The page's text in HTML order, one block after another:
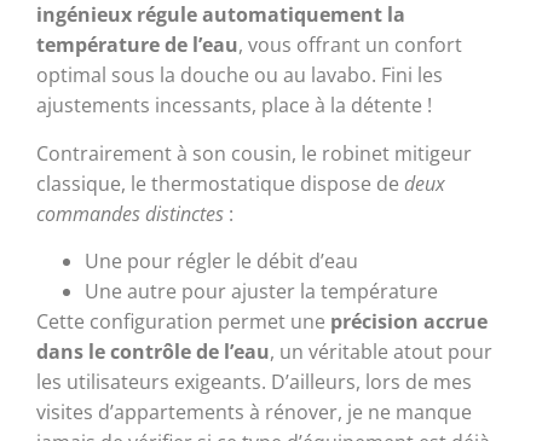
ingénieux régule automatiquement la
température de l’eau, vous offrant un confort
optimal sous la douche ou au lavabo. Fini les
ajustements incessants, place à la détente !
Contrairement à son cousin, le robinet mitigeur
classique, le thermostatique dispose de deux
commandes distinctes :
Une pour régler le débit d’eau
Une autre pour ajuster la température
Cette configuration permet une précision accrue
dans le contrôle de l’eau, un véritable atout pour
les utilisateurs exigeants. D’ailleurs, lors de mes
visites d’appartements à rénover, je ne manque